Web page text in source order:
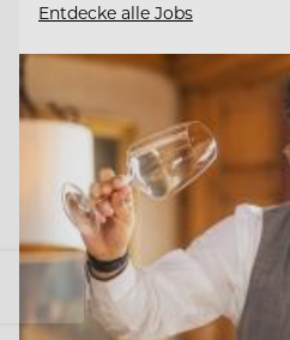
Entdecke alle Jobs